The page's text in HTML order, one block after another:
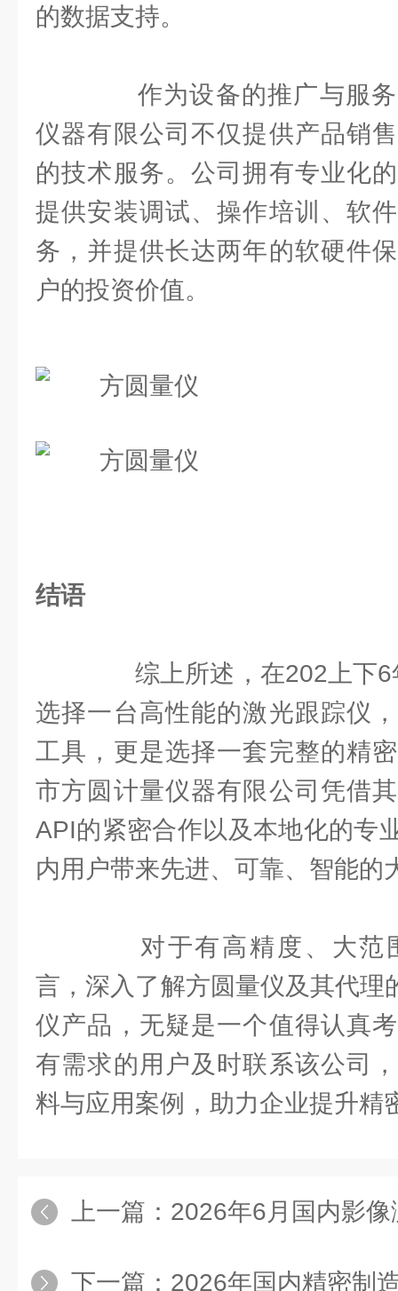
的数据支持。
作为设备的推广与服务
仪器有限公司不仅提供产品销
的技术服务。公司拥有专业化
提供安装调试、操作培训、软
务，并提供长达两年的软硬件
户的投资价值。
结语
综上所述，在202上下6
选择一台高性能的激光跟踪仪
工具，更是选择一套完整的精
市方圆计量仪器有限公司凭借
API的紧密合作以及本地化的专
内用户带来先进、可靠、智能的
对于有高精度、大范
言，深入了解方圆量仪及其代理
仪产品，无疑是一个值得认真
有需求的用户及时联系该公司
料与应用案例，助力企业提升精
上一篇： 2026年6月国内影像测量仪厂
下一篇： 2026年国内精密制造轮廓仪选